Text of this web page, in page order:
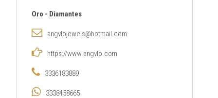
Oro - Diamantes
angvlojewels@hotmail.com
https://www.angvlo.com
3336183889
3338458665